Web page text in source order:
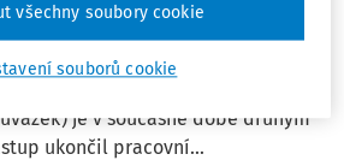
Jsme střední škola - příspěvková
je v současné době druhým
ukončil pracovní...
souborů cookie
všechny soubory cookie